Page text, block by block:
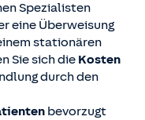
Spezialisten
eine Überweisung
stationären
Sie sich die Kosten
durch den
bevorzugt